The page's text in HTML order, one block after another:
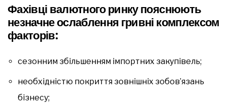
Фахівці валютного ринку пояснюють
незначне ослаблення гривні комплексом
факторів:
сезонним збільшенням імпортних закупівель;
необхідністю покриття зовнішніх зобов’язань
бізнесу;